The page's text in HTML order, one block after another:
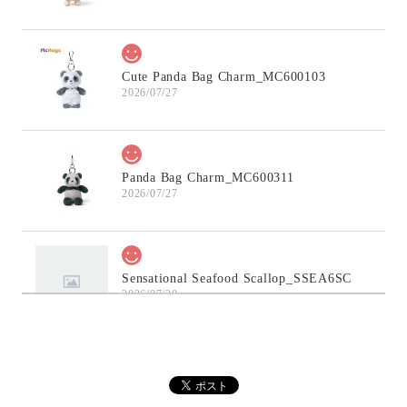
Cute Panda Bag Charm_MC600103
2026/07/27
Panda Bag Charm_MC600311
2026/07/27
Sensational Seafood Scallop_SSEA6SC
2026/07/20
2026/07/12